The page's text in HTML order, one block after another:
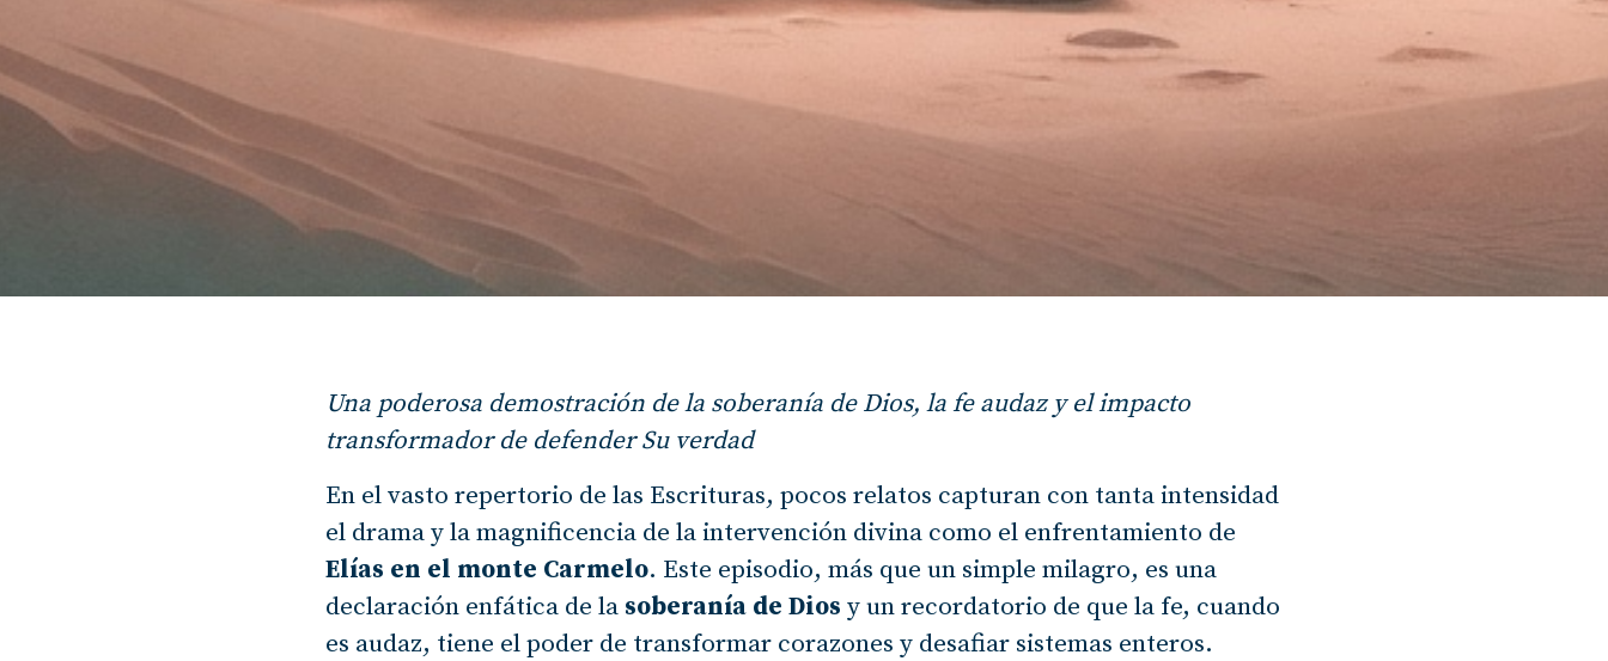
Una poderosa demostración de la soberanía de Dios, la fe audaz y el impacto
transformador de defender Su verdad
En el vasto repertorio de las Escrituras, pocos relatos capturan con tanta intensidad
el drama y la magnificencia de la intervención divina como el enfrentamiento de
Elías en el monte Carmelo. Este episodio, más que un simple milagro, es una
declaración enfática de la soberanía de Dios y un recordatorio de que la fe, cuando
es audaz, tiene el poder de transformar corazones y desafiar sistemas enteros.